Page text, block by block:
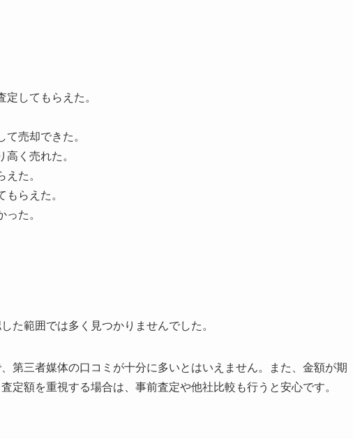
してもらえた。
売却できた。
く売れた。
た。
らえた。
た。
た範囲では多く見つかりませんでした。
第三者媒体の口コミが十分に多いとはいえません。また、金額が期
定額を重視する場合は、事前査定や他社比較も行うと安心です。